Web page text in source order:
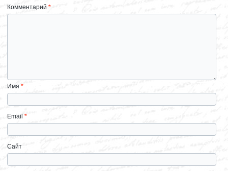
Комментарий*
Имя*
Email*
Сайт